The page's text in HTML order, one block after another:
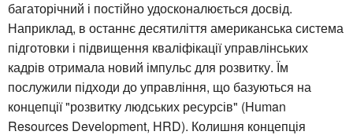
багаторічний і постійно удосконалюється досвід.
Наприклад, в останнє десятиліття американська система
підготовки і підвищення кваліфікації управлінських
кадрів отримала новий імпульс для розвитку. Їм
послужили підходи до управління, що базуються на
концепції "розвитку людських ресурсів" (Human
Resources Development, HRD). Колишня концепція